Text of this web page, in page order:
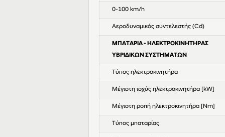
0-100 km/h
Αεροδυναμικός συντελεστής (Cd)
ΜΠΑΤΑΡΙΑ - ΗΛΕΚΤΡΟΚΙΝΗΤΗΡΑΣ
ΥΒΡΙΔΙΚΩΝ ΣΥΣΤΗΜΑΤΩΝ
Τύπος ηλεκτροκινητήρα
Μέγιστη ισχύς ηλεκτροκινητήρα [kW]
Μέγιστη ροπή ηλεκτροκινητήρα [Nm]
Τύπος μπαταρίας